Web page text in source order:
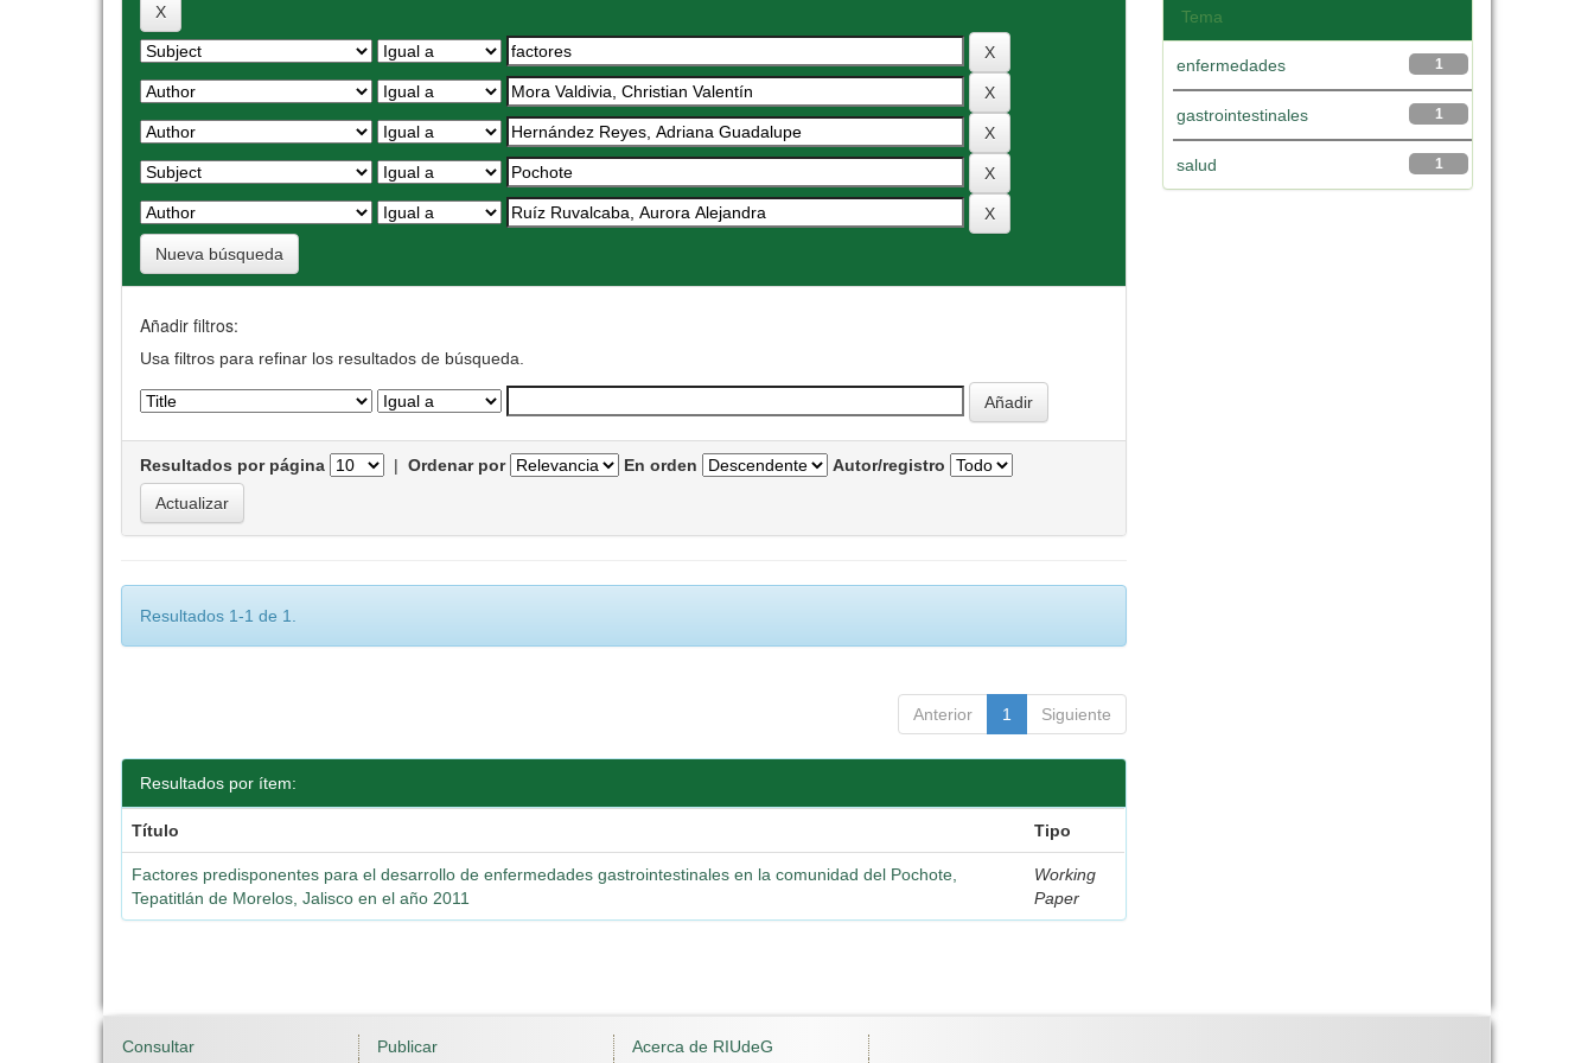
Nueva búsqueda
Añadir filtros:
Usa filtros para refinar los resultados de búsqueda.
Resultados por página | Ordenar por En orden Autor/registro
Resultados 1-1 de 1.
Anterior 1 Siguiente
Resultados por ítem:
Título Tipo
Factores predisponentes para el desarrollo de enfermedades gastrointestinales en la comunidad del Pochote,
Tepatitlán de Morelos, Jalisco en el año 2011
Working
Paper
Tema
1
enfermedades
1
gastrointestinales
1
salud
Consultar
Publicar
Acerca de RIUdeG